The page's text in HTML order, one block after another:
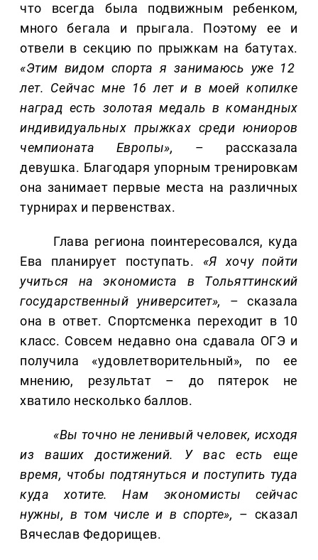
что всегда была подвижным ребенком,
много бегала и прыгала. Поэтому ее и
отвели в секцию по прыжкам на батутах.
«Этим видом спорта я занимаюсь уже 12
лет. Сейчас мне 16 лет и в моей копилке
наград есть золотая медаль в командных
индивидуальных прыжках среди юниоров
чемпионата Европы»,
– рассказала
девушка. Благодаря упорным тренировкам
она занимает первые места на различных
турнирах и первенствах.
Глава региона поинтересовался, куда
Ева планирует поступать. «Я хочу пойти
учиться на экономиста в Тольяттинский
государственный университет»,
– сказала
она в ответ. Спортсменка переходит в 10
класс. Совсем недавно она сдавала ОГЭ и
получила «удовлетворительный», по ее
мнению, результат – до пятерок не
хватило несколько баллов.
«Вы точно не ленивый человек, исходя
из ваших достижений. У вас есть еще
время, чтобы подтянуться и поступить туда
куда хотите. Нам экономисты сейчас
нужны, в том числе и в спорте», – сказал
Вячеслав Федорищев.